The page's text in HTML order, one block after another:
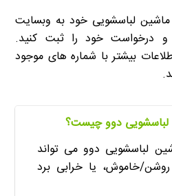
ماشین لباسشویی خود به وبسایت
درخواست خود را ثبت کنید.
بیشتر با شماره های موجود
دوو چیست؟
لباسشویی دوو می تواند
خاموش، یا خرابی برد